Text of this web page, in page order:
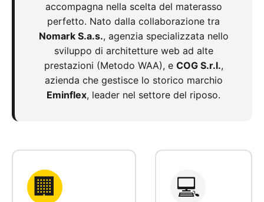
accompagna nella scelta del materasso
perfetto. Nato dalla collaborazione tra
Nomark S.a.s., agenzia specializzata nello
sviluppo di architetture web ad alte
prestazioni (Metodo WAA), e COG S.r.l.,
azienda che gestisce lo storico marchio
Eminflex, leader nel settore del riposo.
🏢 💻